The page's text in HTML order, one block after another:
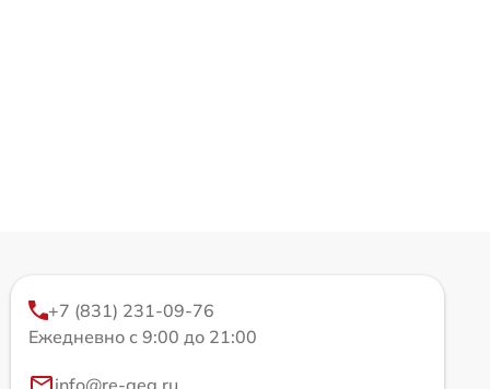
+7 (831) 231-09-76
Ежедневно с 9:00 до 21:00